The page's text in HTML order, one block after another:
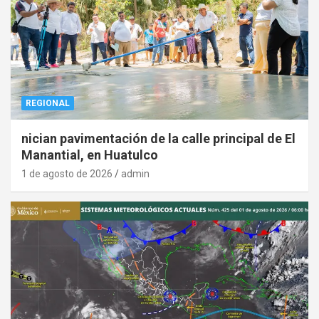
REGIONAL
nician pavimentación de la calle principal de El
Manantial, en Huatulco
1 de agosto de 2026 admin